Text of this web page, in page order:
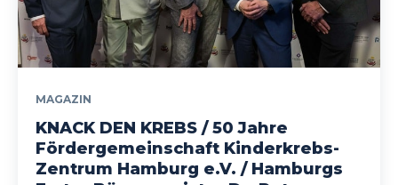
MAGAZIN
KNACK DEN KREBS / 50 Jahre
Fördergemeinschaft Kinderkrebs-
Zentrum Hamburg e.V. / Hamburgs